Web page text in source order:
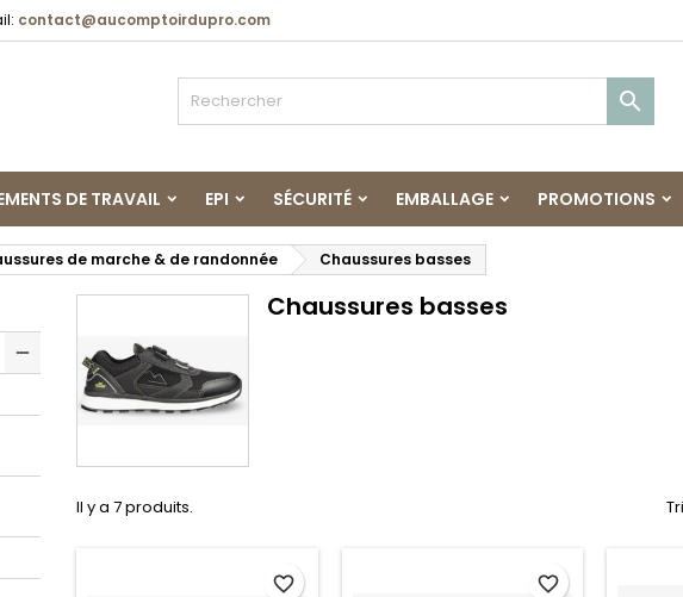
contact@aucomptoirdupro.com

DE TRAVAIL EPI SÉCURITÉ EMBALLAGE PROMOTIONS
de marche & de randonnée Chaussures basses
Chaussures basses
Il y a 7 produits.
favorite_border favorite_border